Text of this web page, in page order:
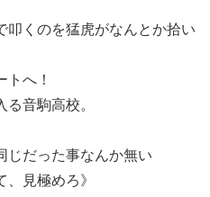
叩くのを猛虎がなんとか拾い
へ！
音駒高校。
じだった事なんか無い
見極めろ》